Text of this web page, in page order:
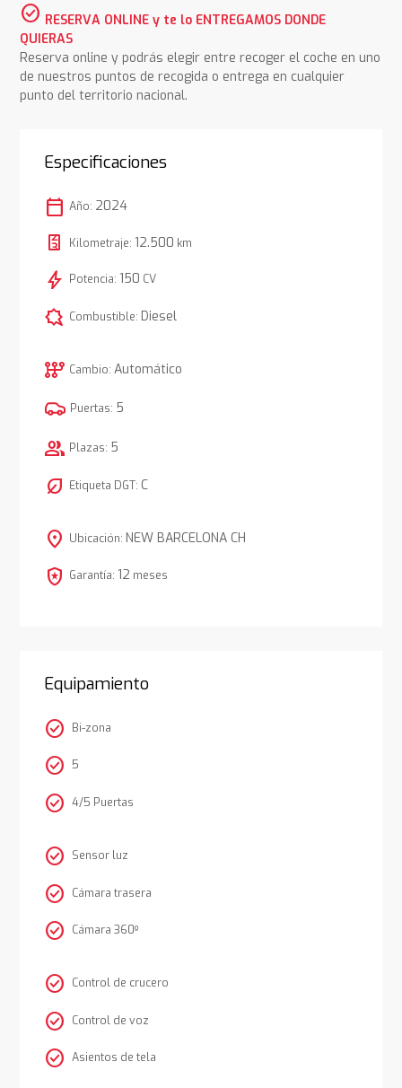
check_circle RESERVA ONLINE y te lo ENTREGAMOS DONDE
QUIERAS
Reserva online y podrás elegir entre recoger el coche en uno
de nuestros puntos de recogida o entrega en cualquier
punto del territorio nacional.
Especificaciones
calendar_today Año: 2024
Kilometraje: 12.500 km
bolt Potencia: 150 CV
comic_bubble Combustible: Diesel
auto_transmission Cambio: Automático
Puertas: 5
group Plazas: 5
nest_eco_leaf Etiqueta DGT: C
location_on Ubicación: NEW BARCELONA CH
local_police Garantía: 12 meses
Equipamiento
check_circle Bi-zona
check_circle 5
check_circle 4/5 Puertas
check_circle Sensor luz
check_circle Cámara trasera
check_circle Cámara 360º
check_circle Control de crucero
check_circle Control de voz
check_circle Asientos de tela